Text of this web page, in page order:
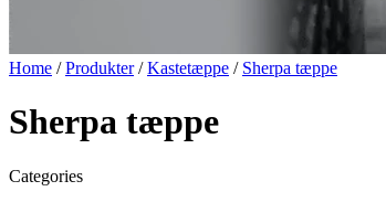
Home /Produkter/Kastetæppe / Sherpa tæppe
Sherpa tæppe
Categories